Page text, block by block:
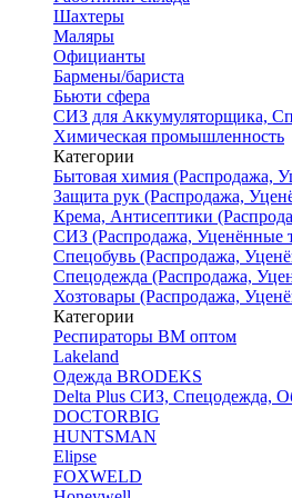
Шахтеры
Маляры
Официанты
Бармены/бариста
Бьюти сфера
СИЗ для Аккумуляторщика,
Химическая промышленность
Категории
Бытовая химия (Распродажа,
Защита рук (Распродажа,
Крема, Антисептики
СИЗ (Распродажа, Уценённые
Спецобувь (Распродажа,
Спецодежда (Распродажа,
Хозтовары (Распродажа,
Категории
Респираторы ВМ оптом
Lakeland
Одежда BRODEKS
Delta Plus СИЗ, Спецодежда,
DOCTORBIG
HUNTSMAN
Elipse
FOXWELD